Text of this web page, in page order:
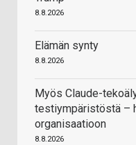
8.8.2026
Elämän synty
8.8.2026
Myös Claude-
testiympäristöstä –
organisaatioon
8.8.2026